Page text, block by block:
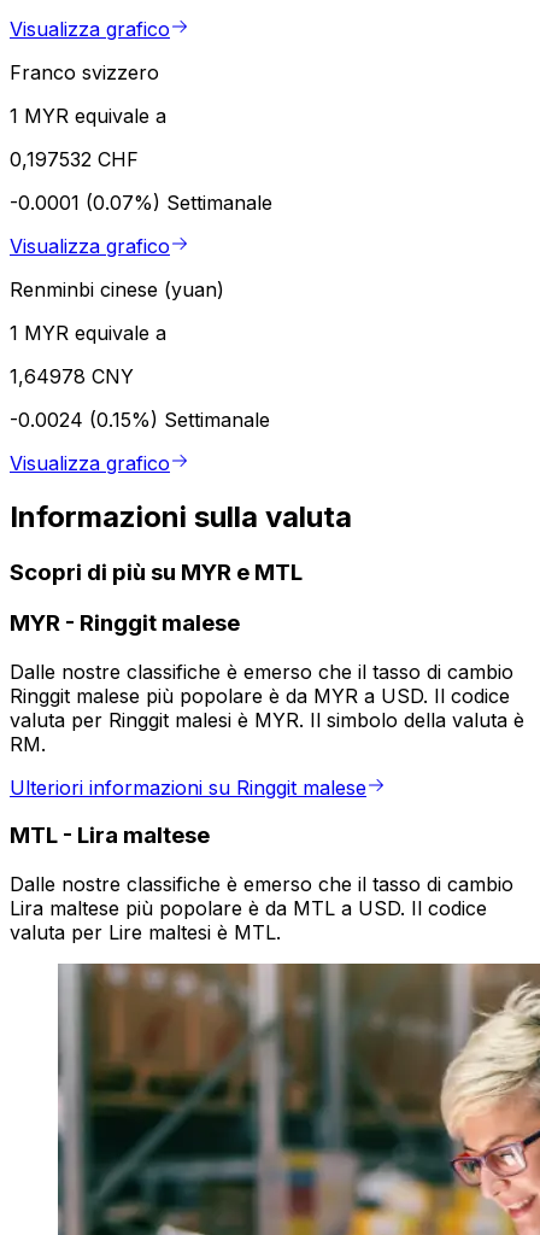
Visualizza grafico
Franco svizzero
1 MYR equivale a
0,197532 CHF
-0.0001 (0.07%) Settimanale
Visualizza grafico
Renminbi cinese (yuan)
1 MYR equivale a
1,64978 CNY
-0.0024 (0.15%) Settimanale
Visualizza grafico
Informazioni sulla valuta
Scopri di più su MYR e MTL
MYR - Ringgit malese
Dalle nostre classifiche è emerso che il tasso di cambio
Ringgit malese più popolare è da MYR a USD. Il codice
valuta per Ringgit malesi è MYR. Il simbolo della valuta è
RM.
Ulteriori informazioni su Ringgit malese
MTL - Lira maltese
Dalle nostre classifiche è emerso che il tasso di cambio
Lira maltese più popolare è da MTL a USD. Il codice
valuta per Lire maltesi è MTL.